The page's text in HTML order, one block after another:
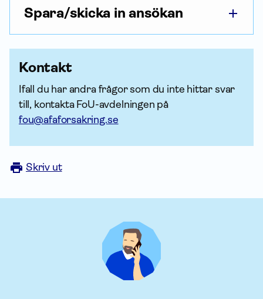
Spara/skicka in ansökan
Kontakt
Ifall du har andra frågor som du inte hittar svar
till, kontakta FoU-avdelningen på
fou@afaforsakring.se
Skriv ut